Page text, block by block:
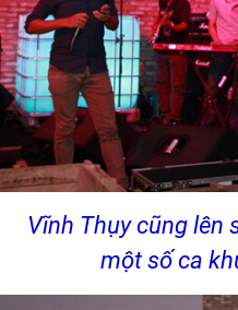
Vĩnh Thụy cũng lên
một số ca